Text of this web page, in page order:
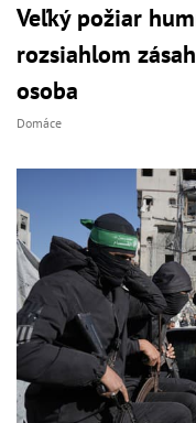
Veľký požiar
rozsiahlom
osoba
Domáce